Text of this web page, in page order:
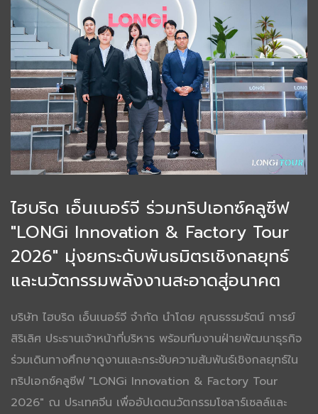
ไฮบริด เอ็นเนอร์จี ร่วมทริปเอกซ์คลูซีฟ
"LONGi Innovation & Factory Tour
2026" มุ่งยกระดับพันธมิตรเชิงกลยุทธ์
และนวัตกรรมพลังงานสะอาดสู่อนาคต
บริษัท ไฮบริด เอ็นเนอร์จี จำกัด นำโดย คุณธรรมรัตน์ การย์
สิริเลิศ ประธานเจ้าหน้าที่บริหาร พร้อมทีมงานฝ่ายพัฒนาธุรกิจ
ร่วมเดินทางศึกษาดูงานและกระชับความสัมพันธ์เชิงกลยุทธ์ใน
ทริปเอกซ์คลูซีฟ "LONGi Innovation & Factory Tour
2026" ณ ประเทศจีน เพื่ออัปเดตนวัตกรรมโซลาร์เซลล์และ